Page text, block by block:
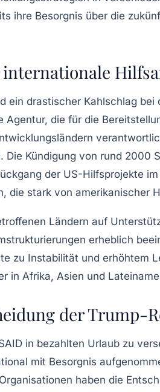
ihre Besorgnis über die
internationale
ein drastischer Kahlschlag bei
Agentur, die für die
Kündigung von rund 2000
der US-Hilfsprojekte
die stark von amerikanischer
Ländern auf
erheblich
zu Instabilität und erhöhtem
in Afrika, Asien und
der Trump-
in bezahlten Urlaub zu
mit Besorgnis
haben die